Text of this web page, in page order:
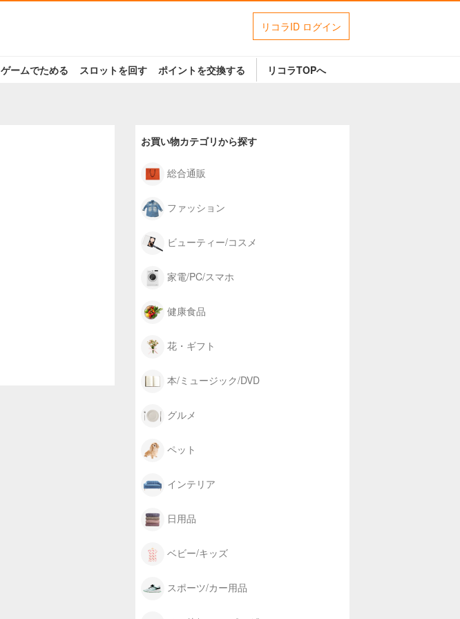
リコラID ログイン
ゲームでためる スロットを回す ポイントを交換する リコラTOPへ
お買い物カテゴリから探す
総合通販
ファッション
ビューティー/コスメ
家電/PC/スマホ
健康食品
花・ギフト
本/ミュージック/DVD
グルメ
ペット
インテリア
日用品
ベビー/キッズ
スポーツ/カー用品